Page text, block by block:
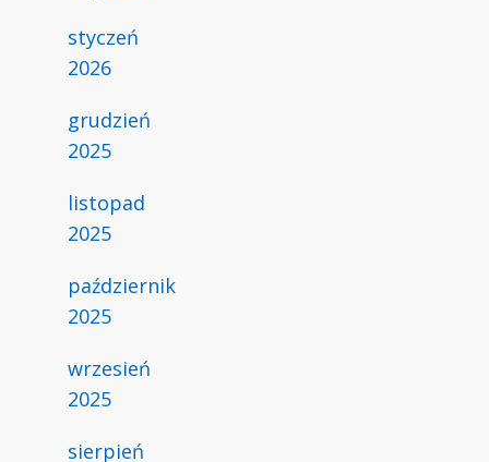
styczeń
2026
grudzień
2025
listopad
2025
październik
2025
wrzesień
2025
sierpień